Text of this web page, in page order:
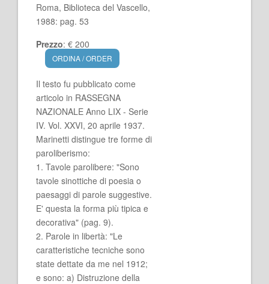
Roma, Biblioteca del Vascello,
1988: pag. 53
Prezzo: € 200
ORDINA / ORDER
Il testo fu pubblicato come
articolo in RASSEGNA
NAZIONALE Anno LIX - Serie
IV. Vol. XXVI, 20 aprile 1937.
Marinetti distingue tre forme di
paroliberismo:
1. Tavole parolibere: "Sono
tavole sinottiche di poesia o
paesaggi di parole suggestive.
E' questa la forma più tipica e
decorativa" (pag. 9).
2. Parole in libertà: "Le
caratteristiche tecniche sono
state dettate da me nel 1912;
e sono: a) Distruzione della